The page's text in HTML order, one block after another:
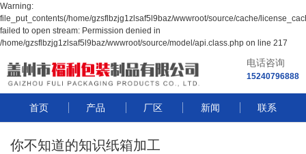
Warning:
file_put_contents(/home/gzsflbzjg1zlsaf5l9baz/wwwroot/source/cache/
failed to open stream: Permission denied in
/home/gzsflbzjg1zlsaf5l9baz/wwwroot/source/model/api.class.php on line 217
电话咨询
15240796888
首页 产品 厂区 新闻 联系
你不知道的知识纸箱加工